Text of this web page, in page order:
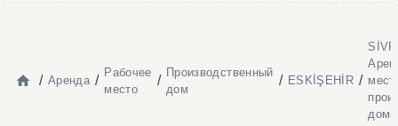
/ Аренда /
Рабочее
место
/
Производственный
дом
/ ESKİŞEHİR /
дома